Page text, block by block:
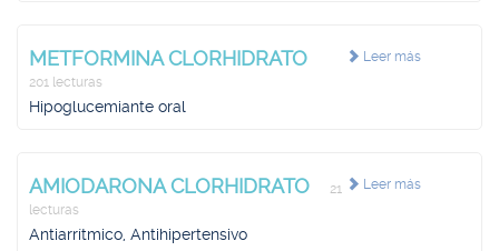
Leer más
METFORMINA CLORHIDRATO
201 lecturas
Hipoglucemiante oral
Leer más
AMIODARONA CLORHIDRATO
21
lecturas
Antiarrítmico, Antihipertensivo